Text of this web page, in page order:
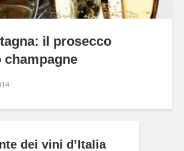
il prosecco
champagne
dei vini d’Italia